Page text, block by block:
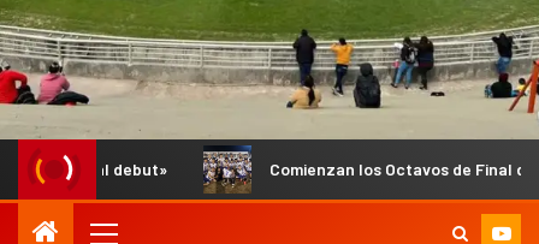
Comienzan los Octavos de Final del Anual de Infantiles